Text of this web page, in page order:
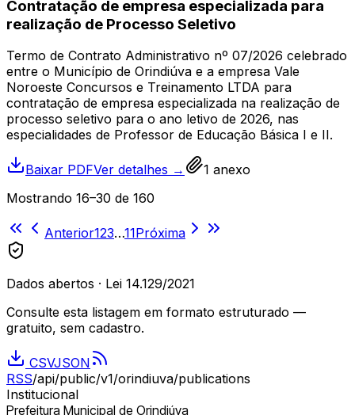
Contratação de empresa especializada para
realização de Processo Seletivo
Termo de Contrato Administrativo nº 07/2026 celebrado
entre o Município de Orindiúva e a empresa Vale
Noroeste Concursos e Treinamento LTDA para
contratação de empresa especializada na realização de
processo seletivo para o ano letivo de 2026, nas
especialidades de Professor de Educação Básica I e II.
Baixar PDFVer detalhes → 1 anexo
Mostrando 16–30 de 160
Anterior123…11Próxima
Dados abertos · Lei 14.129/2021
Consulte esta listagem em formato estruturado —
gratuito, sem cadastro.
CSVJSON
RSS/api/public/v1/orindiuva/publications
Institucional
Prefeitura Municipal de Orindiúva